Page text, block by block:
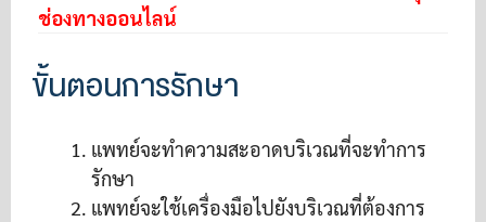
ช่องทางออนไลน์
ขั้นตอนการรักษา
แพทย์จะทำความสะอาดบริเวณที่จะทำการ
รักษา
แพทย์จะใช้เครื่องมือไปยังบริเวณที่ต้องการ